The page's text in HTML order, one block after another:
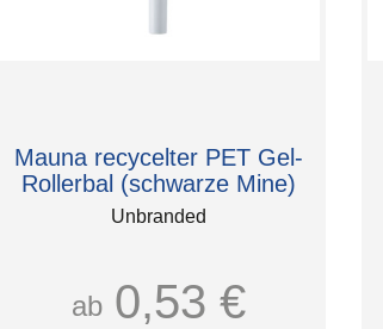
Mauna recycelter PET Gel-
Rollerbal (schwarze Mine)
Unbranded
ab 0,53 €